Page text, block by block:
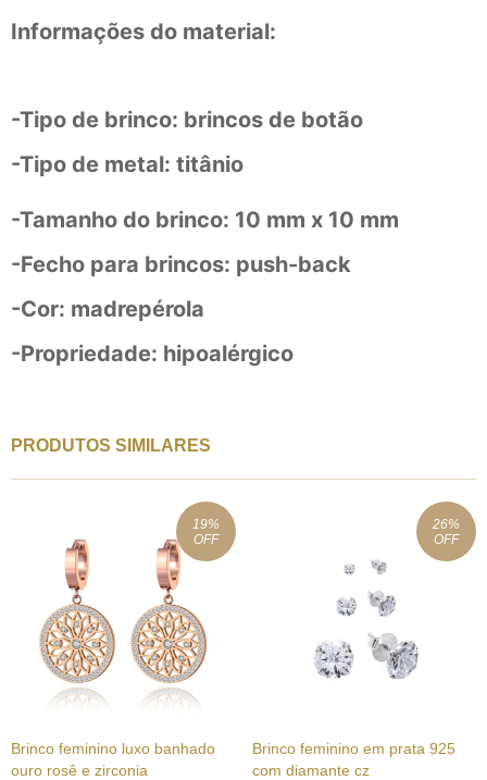
Informações do material:
-Tipo de brinco: brincos de botão
-Tipo de metal: titânio
-Tamanho do brinco: 10 mm x 10 mm
-Fecho para brincos: push-back
-Cor: madrepérola
-Propriedade: hipoalérgico
PRODUTOS SIMILARES
19%
OFF
Brinco feminino luxo banhado
ouro rosê e zirconia
26%
OFF
Brinco feminino em prata 925
com diamante cz